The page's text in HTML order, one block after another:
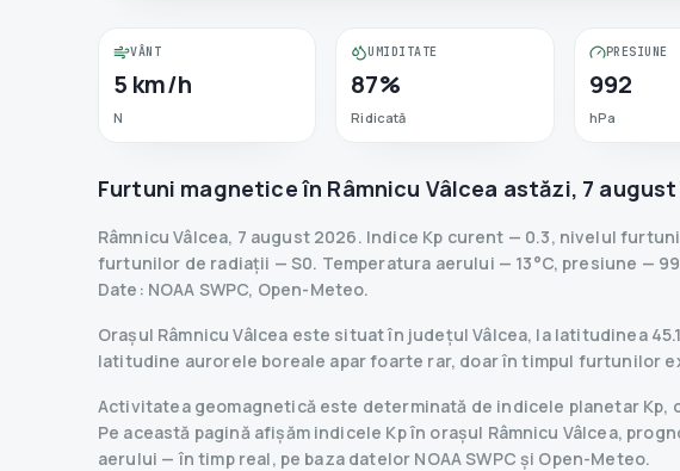
VÂNT
5 km/h
N
UMIDITATE
87%
Ridicată
PRESIUNE
992
hPa
Furtuni magnetice în Râmnicu Vâlcea astăzi, 7
Râmnicu Vâlcea, 7 august 2026. Indice Kp curent — 0.3, nivelul
furtunilor de radiații — S0. Temperatura aerului — 13°C, presiune —
Date : NOAA SWPC, Open-Meteo.
Orașul Râmnicu Vâlcea este situat în județul Vâlcea, la latitudinea
latitudine aurorele boreale apar foarte rar, doar în timpul furtunilor
Activitatea geomagnetică este determinată de indicele planetar
Pe această pagină afișăm indicele Kp în orașul Râmnicu Vâlcea,
aerului — în timp real, pe baza datelor NOAA SWPC și Open-Meteo.